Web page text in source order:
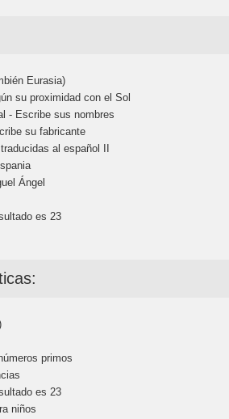
Eurasia)
su proximidad con el Sol
- Escribe sus nombres
su fabricante
al español II
Ángel
es 23
primos
es 23
niños